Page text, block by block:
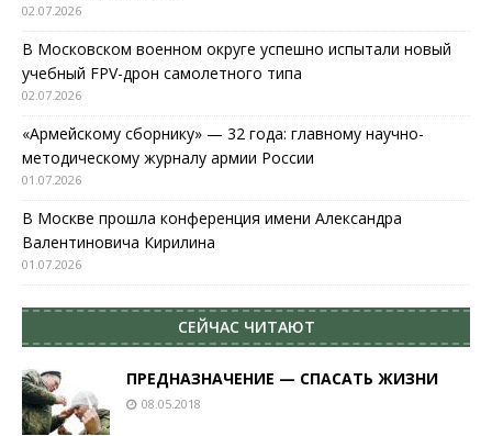
02.07.2026
В Московском военном округе успешно испытали новый
учебный FPV-дрон самолетного типа
02.07.2026
«Армейскому сборнику» — 32 года: главному научно-
методическому журналу армии России
01.07.2026
В Москве прошла конференция имени Александра
Валентиновича Кирилина
01.07.2026
СЕЙЧАС ЧИТАЮТ
ПРЕДНАЗНАЧЕНИЕ — СПАСАТЬ ЖИЗНИ
08.05.2018